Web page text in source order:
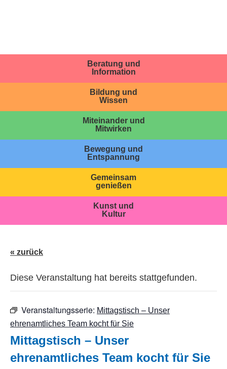
Beratung und
Information
Bildung und
Wissen
Miteinander und
Mitwirken
Bewegung und
Entspannung
Gemeinsam
genießen
Kunst und
Kultur
« zurück
Diese Veranstaltung hat bereits stattgefunden.
Veranstaltungsserie: Mittagstisch – Unser
ehrenamtliches Team kocht für Sie
Mittagstisch – Unser
ehrenamtliches Team kocht für Sie